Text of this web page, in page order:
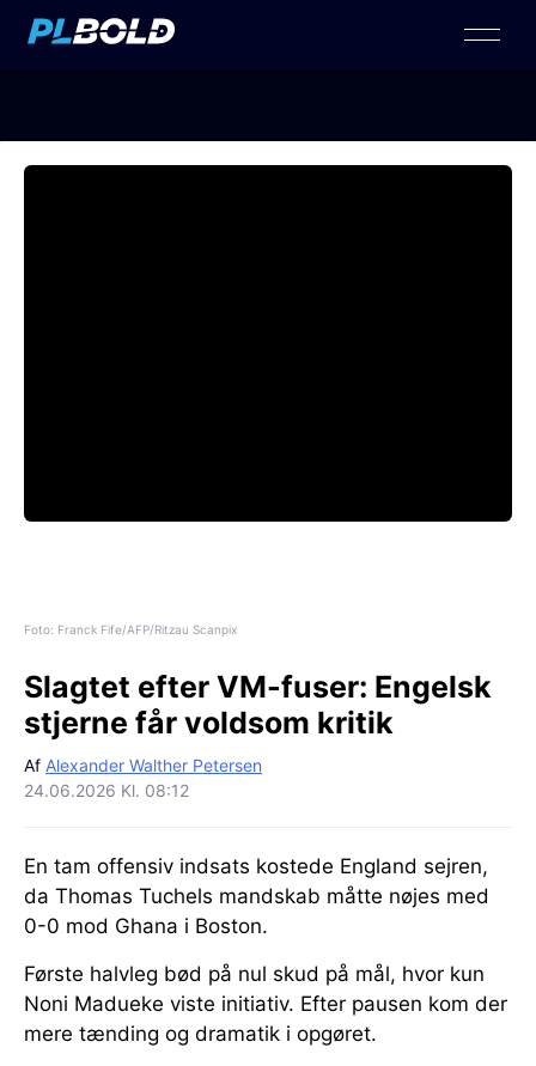
Foto: Franck Fife/AFP/Ritzau Scanpix
Slagtet efter VM-fuser: Engelsk
stjerne får voldsom kritik
Af Alexander Walther Petersen
24.06.2026 Kl. 08:12
En tam offensiv indsats kostede England sejren,
da Thomas Tuchels mandskab måtte nøjes med
0-0 mod Ghana i Boston.
Første halvleg bød på nul skud på mål, hvor kun
Noni Madueke viste initiativ. Efter pausen kom der
mere tænding og dramatik i opgøret.